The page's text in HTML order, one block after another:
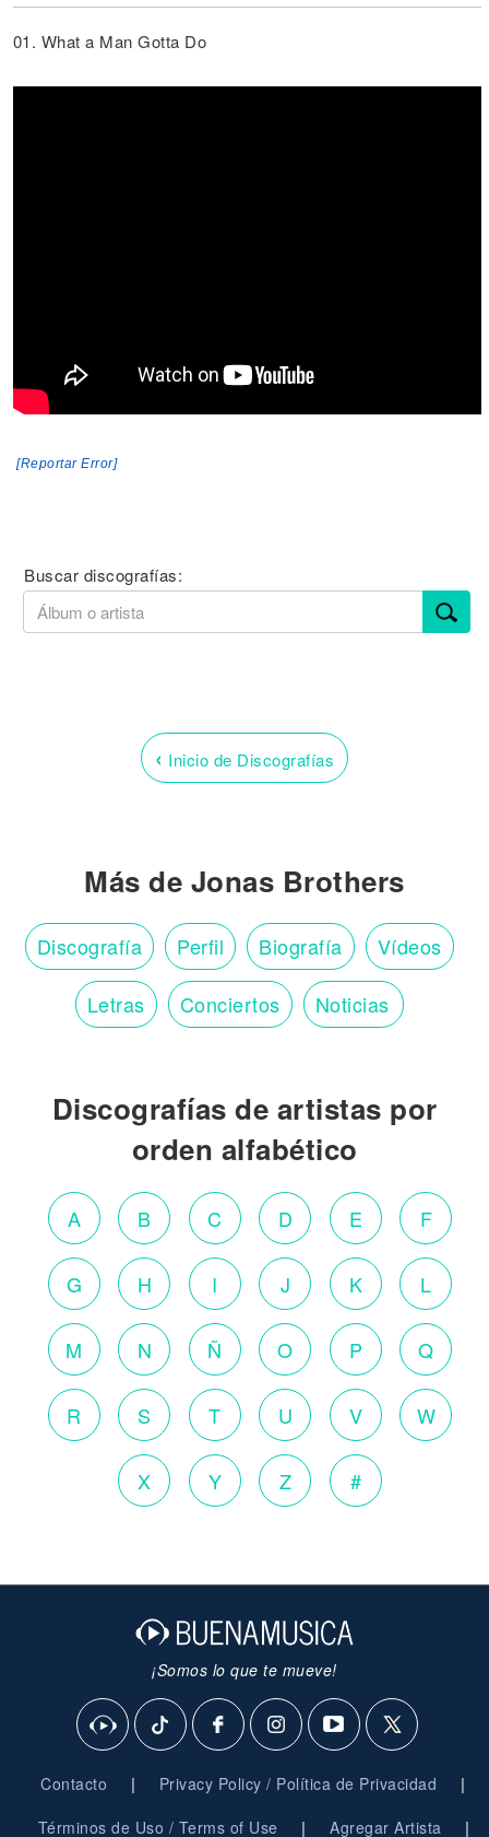
01. What a Man Gotta Do
[Reportar Error]
Buscar discografías:
‹ Inicio de Discografías
Más de Jonas Brothers
Discografía Perfil Biografía Vídeos
Letras Conciertos Noticias
Discografías de artistas por
orden alfabético
A B C D E F
G H I J K L
M N Ñ O P Q
R S T U V W
X Y Z #
¡Somos lo que te mueve!
Contacto | Privacy Policy / Política de Privacidad |
Términos de Uso / Terms of Use | Agregar Artista |